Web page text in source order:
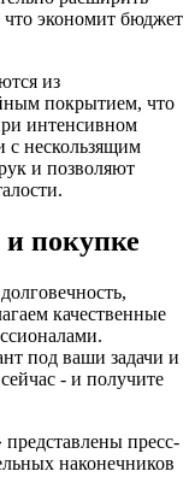
экономит бюджет
из
покрытием, что
интенсивном
с нескользящим
и позволяют
покупке
качественные
под ваши задачи и
- и получите
пресс-
наконечников